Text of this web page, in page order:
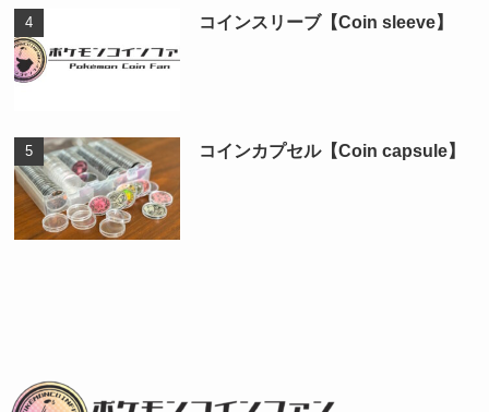
コインスリーブ【Coin sleeve】
コインカプセル【Coin capsule】